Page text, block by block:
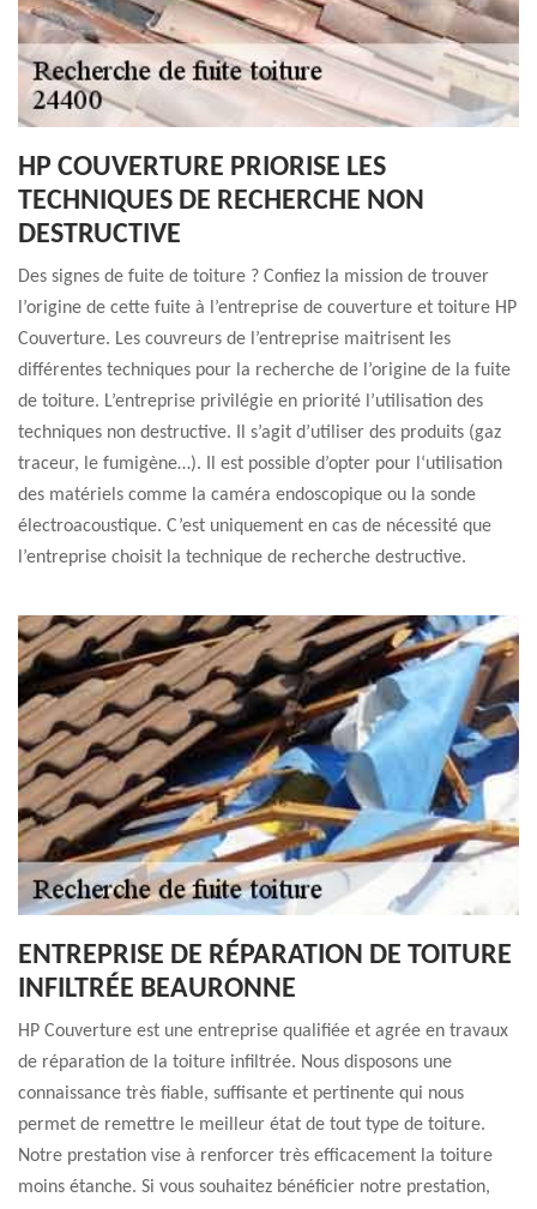
HP COUVERTURE PRIORISE LES
TECHNIQUES DE RECHERCHE NON
DESTRUCTIVE
Des signes de fuite de toiture ? Confiez la mission de trouver
l’origine de cette fuite à l’entreprise de couverture et toiture HP
Couverture. Les couvreurs de l’entreprise maitrisent les
différentes techniques pour la recherche de l’origine de la fuite
de toiture. L’entreprise privilégie en priorité l’utilisation des
techniques non destructive. Il s’agit d’utiliser des produits (gaz
traceur, le fumigène…). Il est possible d’opter pour l‘utilisation
des matériels comme la caméra endoscopique ou la sonde
électroacoustique. C’est uniquement en cas de nécessité que
l’entreprise choisit la technique de recherche destructive.
ENTREPRISE DE RÉPARATION DE TOITURE
INFILTRÉE BEAURONNE
HP Couverture est une entreprise qualifiée et agrée en travaux
de réparation de la toiture infiltrée. Nous disposons une
connaissance très fiable, suffisante et pertinente qui nous
permet de remettre le meilleur état de tout type de toiture.
Notre prestation vise à renforcer très efficacement la toiture
moins étanche. Si vous souhaitez bénéficier notre prestation,